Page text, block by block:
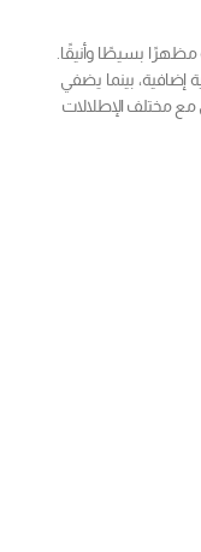
بسيطًا وأنيقًا.
إضافية، بينما يضفي
مع مختلف الإطلالات